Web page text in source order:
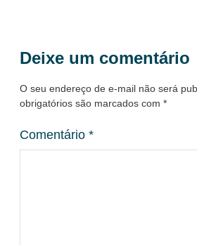
Deixe um comentário
O seu endereço de e-mail não será
obrigatórios são marcados com *
Comentário *